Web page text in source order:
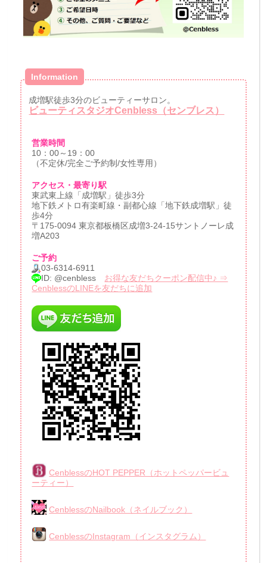
Information
成増駅徒歩3分のビューティーサロン。
ビューティスタジオCenbless（センブレス）
営業時間
10：00～19：00
（不定休/完全ご予約制/女性専用）
アクセス・最寄り駅
東武東上線「成増駅」徒歩3分
地下鉄メトロ有楽町線・副都心線「地下鉄成増駅」徒
歩4分
〒175-0094 東京都板橋区成増3-24-15サントノーレ成
増A203
ご予約
03-6314-6911
ID: @cenbless お得な友だちクーポン配信中♪ ⇒
CenblessのLINEを友だちに追加
CenblessのHOT PEPPER（ホットペッパービュ
ーティー）
CenblessのNailbook（ネイルブック）
CenblessのInstagram（インスタグラム）